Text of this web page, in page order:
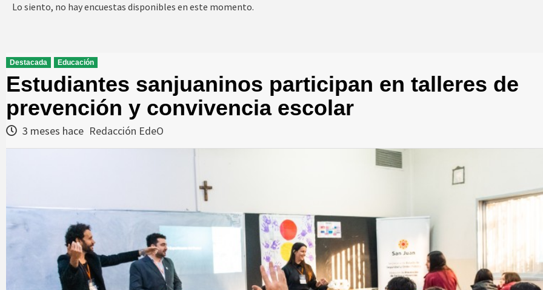
Lo siento, no hay encuestas disponibles en este momento.
Destacada Educación
Estudiantes sanjuaninos participan en talleres de
prevención y convivencia escolar
3 meses hace Redacción EdeO